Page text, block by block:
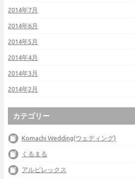
2014年7月
2014年6月
2014年5月
2014年4月
2014年3月
2014年2月
カテゴリー
Komachi Wedding(ウェディング)
くるまる
アルビレックス